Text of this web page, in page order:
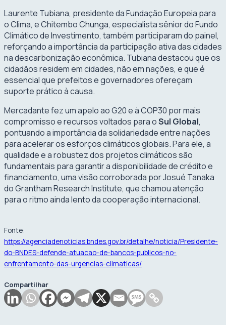
Laurente Tubiana, presidente da Fundação Europeia para
o Clima, e Chitembo Chunga, especialista sênior do Fundo
Climático de Investimento, também participaram do painel,
reforçando a importância da participação ativa das cidades
na descarbonização econômica. Tubiana destacou que os
cidadãos residem em cidades, não em nações, e que é
essencial que prefeitos e governadores ofereçam
suporte prático à causa.
Mercadante fez um apelo ao G20 e à COP30 por mais
compromisso e recursos voltados para oSul Global,
pontuando a importância da solidariedade entre nações
para acelerar os esforços climáticos globais. Para ele, a
qualidade e a robustez dos projetos climáticos são
fundamentais para garantir a disponibilidade de crédito e
financiamento, uma visão corroborada por Josué Tanaka
do Grantham Research Institute, que chamou atenção
para o ritmo ainda lento da cooperação internacional.
Fonte:
https://agenciadenoticias.bndes.gov.br/detalhe/noticia/Presidente-
do-BNDES-defende-atuacao-de-bancos-publicos-no-
enfrentamento-das-urgencias-climaticas/
Compartilhar